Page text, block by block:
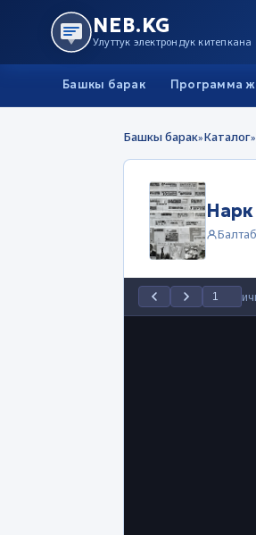
NEB.KG
Улуттук электрондук китепкана
Башкы барак Программа
Башкы барак»Каталог»
Нарк